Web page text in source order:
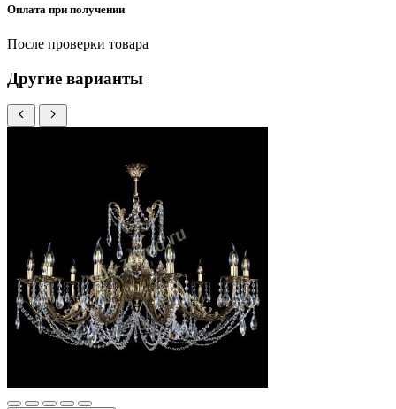
Оплата при получении
После проверки товара
Другие варианты